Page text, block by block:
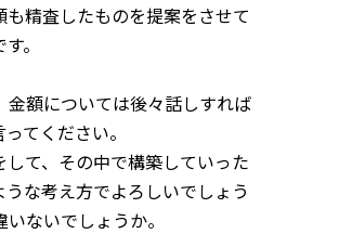
精査したものを提案をさせて
。
額については後々話しすれば
てください。
て、その中で構築していった
な考え方でよろしいでしょう
ないでしょうか。